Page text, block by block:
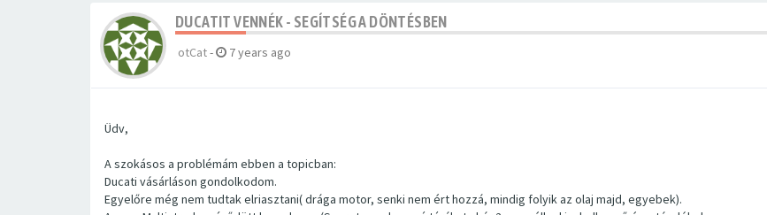
DUCATIT VENNÉK - SEGÍTSÉG A DÖNTÉSBEN
otCat- 7 years ago
Üdv,
A szokásos a problémám ebben a topicban:
Ducati vásárláson gondolkodom.
Egyelőre még nem tudtak elriasztani( drága motor, senki nem ért hozzá, mindig folyik az olaj majd, egyebek).